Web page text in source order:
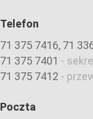
Telefon
71 375 7416, 71
71 375 7401 -
71 375 7412 -
Poczta